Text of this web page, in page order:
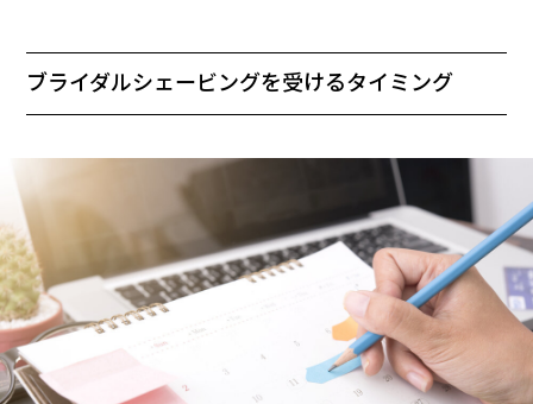
ブライダルシェービングを受けるタイミング